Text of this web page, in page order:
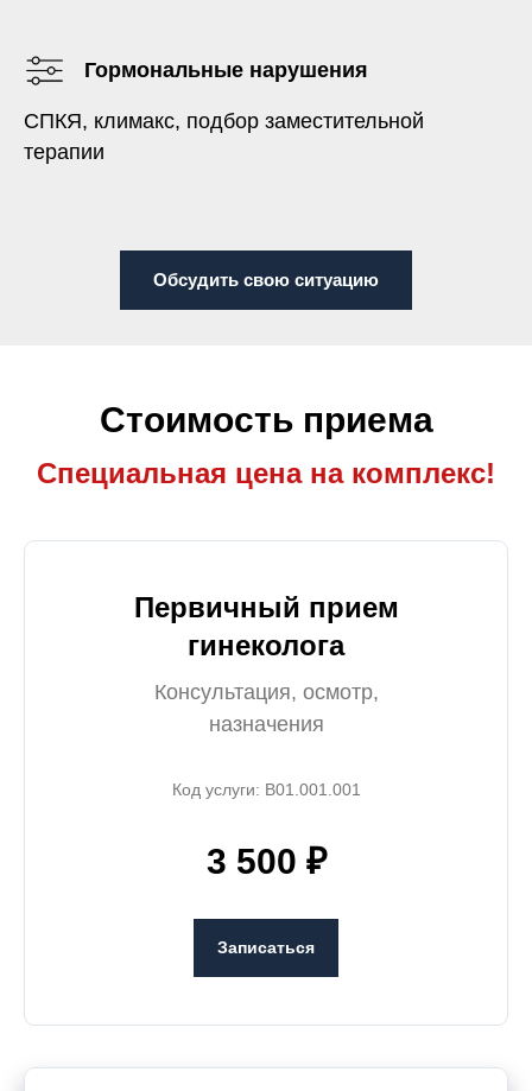
Гормональные нарушения
СПКЯ, климакс, подбор заместительной
терапии
Обсудить свою ситуацию
Стоимость приема
Специальная цена на комплекс!
Первичный прием
гинеколога
Консультация, осмотр,
назначения
Код услуги: B01.001.001
3 500 ₽
Записаться